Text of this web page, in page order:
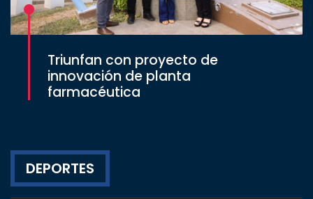
Triunfan con proyecto de
innovación de planta
farmacéutica
DEPORTES